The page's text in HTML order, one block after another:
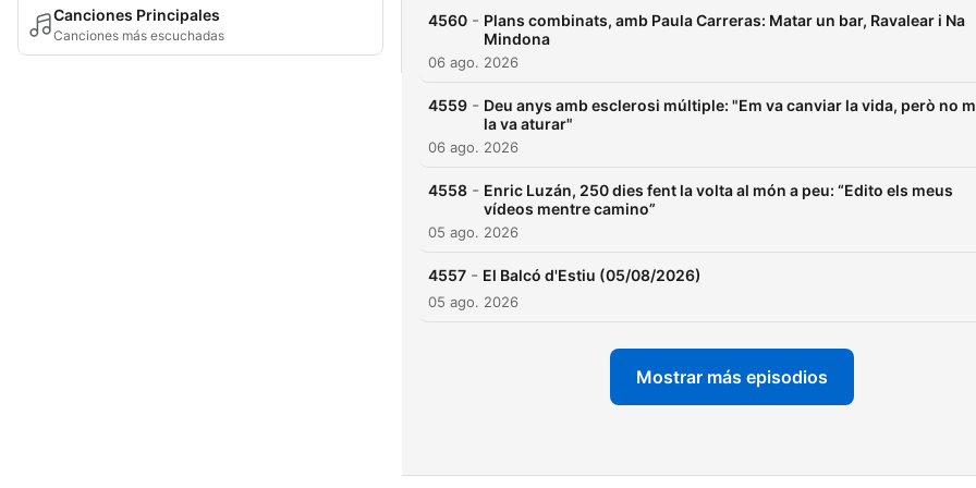
Canciones Principales
Canciones más escuchadas
4560 - Plans combinats, amb Paula Carreras: Matar un bar, Ravalear i Na
Mindona
06 ago. 2026
4559 - Deu anys amb esclerosi múltiple: "Em va canviar la vida, però no
la va aturar"
06 ago. 2026
4558 - Enric Luzán, 250 dies fent la volta al món a peu: “Edito els meus
vídeos mentre camino”
05 ago. 2026
4557 - El Balcó d'Estiu (05/08/2026)
05 ago. 2026
Mostrar más episodios